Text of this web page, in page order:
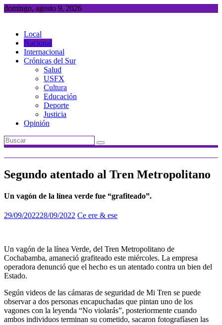
Saltar
domingo, agosto 9, 2026
Local
Nacional
Internacional
Crónicas del Sur
Salud
USFX
Cultura
Educación
Deporte
Justicia
Opinión
Segundo atentado al Tren Metropolitano
Un vagón de la línea verde fue “grafiteado”.
29/09/202228/09/2022 Ce ere & ese
Un vagón de la línea Verde, del Tren Metropolitano de
Cochabamba, amaneció grafiteado este miércoles. La empresa
operadora denunció que el hecho es un atentado contra un bien del
Estado.
Según videos de las cámaras de seguridad de Mi Tren se puede
observar a dos personas encapuchadas que pintan uno de los
vagones con la leyenda “No violarás”, posteriormente cuando
ambos individuos terminan su cometido, sacaron fotografíasen las